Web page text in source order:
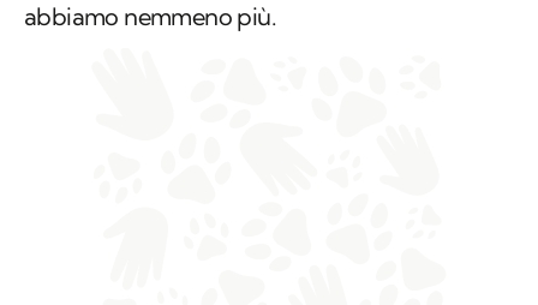
abbiamo nemmeno più.